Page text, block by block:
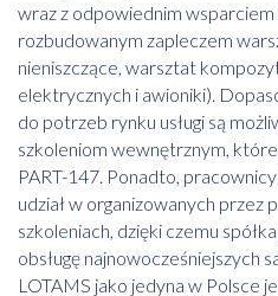
wraz z odpowiednim wsparciem
rozbudowanym zapleczem
nieniszczące, warsztat
elektrycznych i awioniki).
do potrzeb rynku usługi są
szkoleniom wewnętrznym,
PART-147. Ponadto,
udział w organizowanych
szkoleniach, dzięki czemu
obsługę najnowocześniejszych
LOTAMS jako jedyna w Polsce